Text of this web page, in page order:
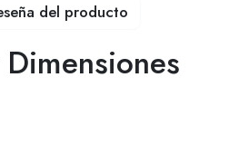
del producto